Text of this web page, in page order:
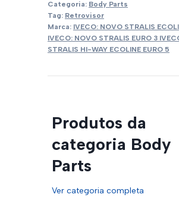
Categoria: Body Parts
Tag: Retrovisor
Marca: IVECO: NOVO STRALIS
IVECO: NOVO STRALIS EURO 3
STRALIS HI-WAY ECOLINE EURO 5
Produtos da
categoria Body
Parts
Ver categoria completa